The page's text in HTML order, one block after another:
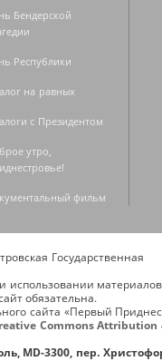
Бендерской
Республики
на равных
с Президентом
утро,
фильм
Государственная
обязательна.
сайта «Первый
Commons Attribution
MD-3300, пер.